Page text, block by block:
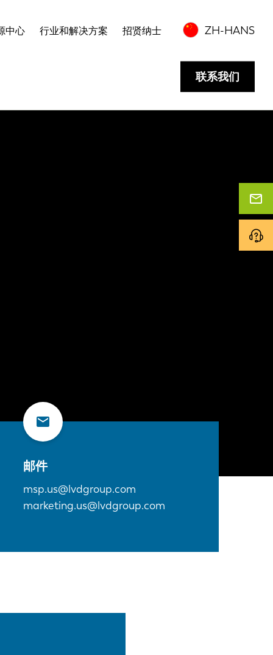
中心 行业和解决方案 招贤纳士 ZH-HANS
联系我们
邮件
msp.us@lvdgroup.com
marketing.us@lvdgroup.com